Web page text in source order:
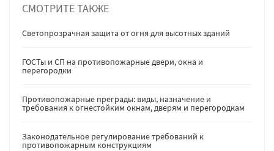
СМОТРИТЕ ТАКЖЕ
Светопрозрачная защита от огня для высотных зданий
ГОСТы и СП на противопожарные двери, окна и
перегородки
Противопожарные преграды: виды, назначение и
требования к огнестойким окнам, дверям и перегородкам
Законодательное регулирование требований к
противопожарным конструкциям